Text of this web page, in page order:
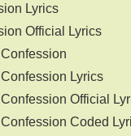
Lyrics
Official Lyrics
Lyrics
Official
Coded